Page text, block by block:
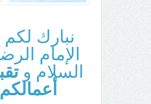
نبارك لكم
الإمام
السلام و